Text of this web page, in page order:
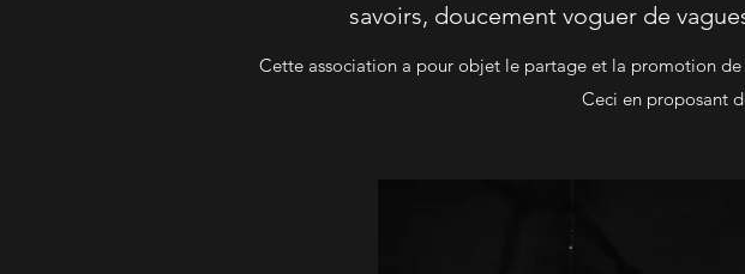
savoirs, doucement voguer de
Cette association a pour objet le partage et la promotion de
Ceci en proposant